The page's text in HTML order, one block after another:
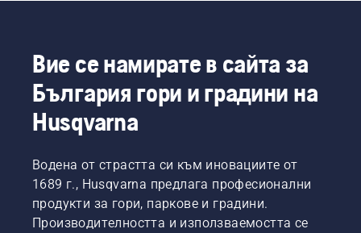
Вие се намирате в сайта за
България гори и градини на
Husqvarna
Водена от страстта си към иновациите от
1689 г., Husqvarna предлага професионални
продукти за гори, паркове и градини.
Производителността и използваемостта се